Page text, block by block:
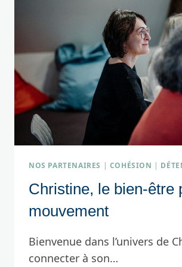
NOS PARTENAIRES | COHÉSION |
Christine, le bien-être
mouvement
Bienvenue dans l’univers de
connecter à son…